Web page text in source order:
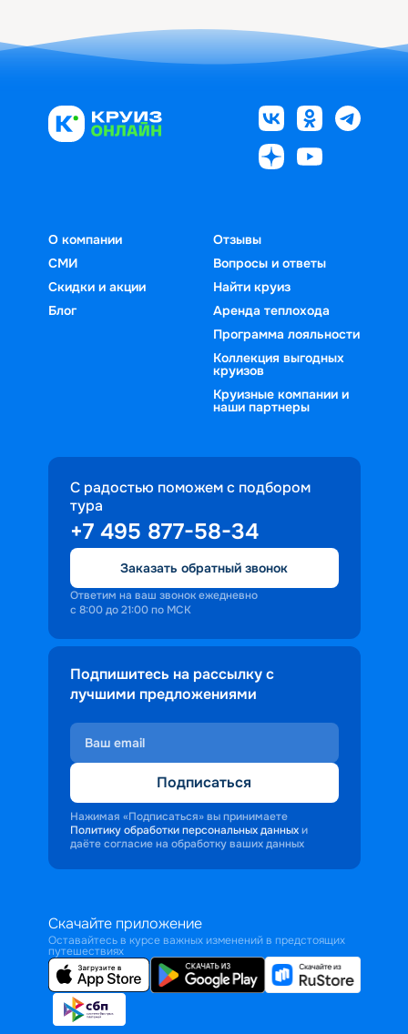
О компании
СМИ
Скидки и акции
Блог
Отзывы
Вопросы и ответы
Найти круиз
Аренда теплохода
Программа лояльности
Коллекция выгодных
круизов
Круизные компании и
наши партнеры
С радостью поможем с подбором
тура
+7 495 877-58-34
Заказать обратный звонок
Ответим на ваш звонок ежедневно
с 8:00 до 21:00 по МСК
Подпишитесь на рассылку с
лучшими предложениями
Подписаться
Нажимая «Подписаться» вы принимаете
Политику обработки персональных данных и
даёте согласие на обработку ваших данных
Скачайте приложение
Оставайтесь в курсе важных изменений в предстоящих
путешествиях